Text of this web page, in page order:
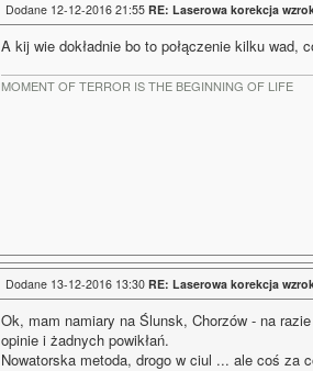
Dodane 12-12-2016 21:55 RE: Laserowa korekcja
A kij wie dokładnie bo to połączenie kilku wad,
MOMENT OF TERROR IS THE BEGINNING OF LIFE
Dodane 13-12-2016 13:30 RE: Laserowa korekcja
Ok, mam namiary na Ślunsk, Chorzów - na
opinie i żadnych powikłań.
Nowatorska metoda, drogo w ciul ... ale coś za